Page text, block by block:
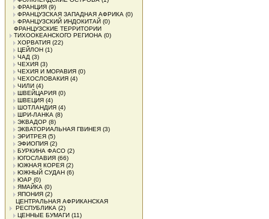
ФРАНЦИЯ (9)
ФРАНЦУЗСКАЯ ЗАПАДНАЯ АФРИКА (0)
ФРАНЦУЗСКИЙ ИНДОКИТАЙ (0)
ФРАНЦУЗСКИЕ ТЕРРИТОРИИ
ТИХООКЕАНСКОГО РЕГИОНА (0)
ХОРВАТИЯ (22)
ЦЕЙЛОН (1)
ЧАД (3)
ЧЕХИЯ (3)
ЧЕХИЯ И МОРАВИЯ (0)
ЧЕХОСЛОВАКИЯ (4)
ЧИЛИ (4)
ШВЕЙЦАРИЯ (0)
ШВЕЦИЯ (4)
ШОТЛАНДИЯ (4)
ШРИ-ЛАНКА (8)
ЭКВАДОР (8)
ЭКВАТОРИАЛЬНАЯ ГВИНЕЯ (3)
ЭРИТРЕЯ (5)
ЭФИОПИЯ (2)
БУРКИНА ФАСО (2)
ЮГОСЛАВИЯ (66)
ЮЖНАЯ КОРЕЯ (2)
ЮЖНЫЙ СУДАН (6)
ЮАР (0)
ЯМАЙКА (0)
ЯПОНИЯ (2)
ЦЕНТРАЛЬНАЯ АФРИКАНСКАЯ
РЕСПУБЛИКА (2)
ЦЕННЫЕ БУМАГИ (11)